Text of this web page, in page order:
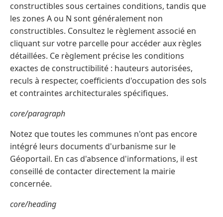
constructibles sous certaines conditions, tandis que
les zones A ou N sont généralement non
constructibles. Consultez le règlement associé en
cliquant sur votre parcelle pour accéder aux règles
détaillées. Ce règlement précise les conditions
exactes de constructibilité : hauteurs autorisées,
reculs à respecter, coefficients d'occupation des sols
et contraintes architecturales spécifiques.
core/paragraph
Notez que toutes les communes n'ont pas encore
intégré leurs documents d'urbanisme sur le
Géoportail. En cas d'absence d'informations, il est
conseillé de contacter directement la mairie
concernée.
core/heading